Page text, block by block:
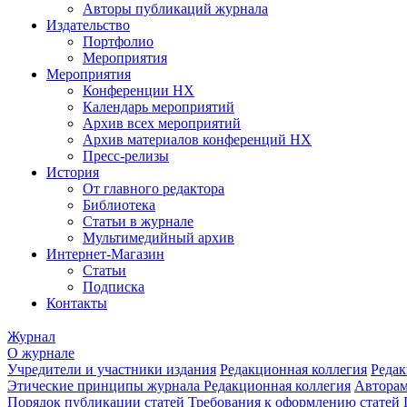
Авторы публикаций журнала
Издательство
Портфолио
Мероприятия
Мероприятия
Конференции НХ
Календарь мероприятий
Архив всех мероприятий
Архив материалов конференций НХ
Пресс-релизы
История
От главного редактора
Библиотека
Статьи в журнале
Мультимедийный архив
Интернет-Магазин
Статьи
Подписка
Контакты
Журнал
О журнале
Учредители и участники издания Редакционная коллегия
Этические принципы журнала Редакционная коллегия
Порядок публикации статей Требования к оформлению статей